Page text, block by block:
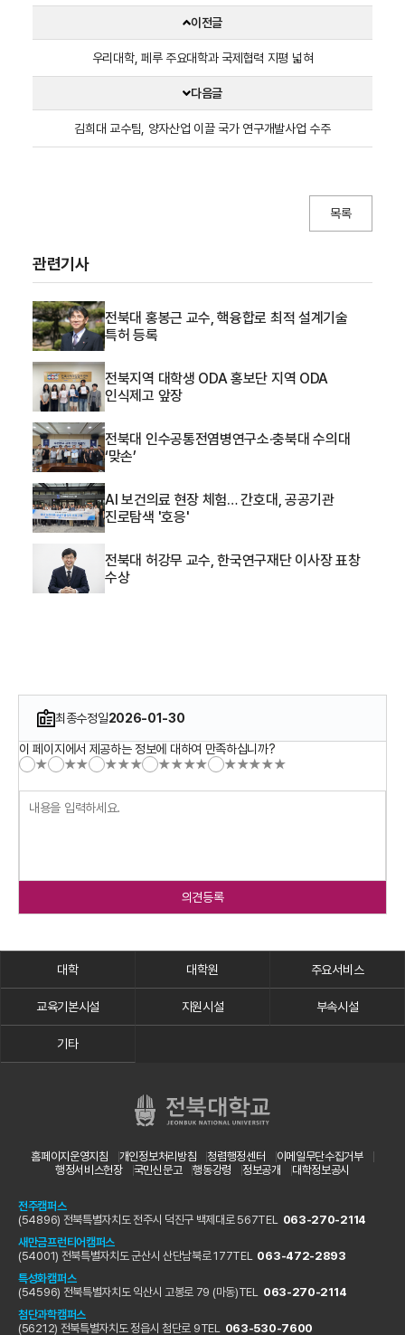
이전글
우리대학, 페루 주요대학과 국제협력 지평 넓혀
다음글
김희대 교수팀, 양자산업 이끌 국가 연구개발사업 수주
목록
관련기사
전북대 홍봉근 교수, 핵융합로 최적 설계기술
특허 등록
전북지역 대학생 ODA 홍보단 지역 ODA
인식제고 앞장
전북대 인수공통전염병연구소·충북대 수의대
‘맞손’
AI 보건의료 현장 체험… 간호대, 공공기관
진로탐색 '호응'
전북대 허강무 교수, 한국연구재단 이사장 표창
수상
최종수정일2026-01-30
이 페이지에서 제공하는 정보에 대하여 만족하십니까?
★
★★ ★★★ ★★★★ ★★★★★
의견등록
대학 대학원 주요서비스
교육기본시설 지원시설 부속시설
기타
홈페이지운영지침 개인정보처리방침 청렴행정센터
이메일무단수집거부
행정서비스헌장
국민신문고 행동강령 정보공개 대학정보공시
전주캠퍼스
(54896) 전북특별자치도 전주시 덕진구 백제대로 567TEL 063-270-2114
새만금프런티어캠퍼스
(54001) 전북특별자치도 군산시 산단남북로 177TEL 063-472-2893
특성화캠퍼스
(54596) 전북특별자치도 익산시 고봉로 79 (마동)TEL 063-270-2114
첨단과학캠퍼스
(56212) 전북특별자치도 정읍시 첨단로 9TEL 063-530-7600